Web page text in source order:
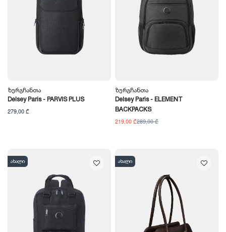
Ზურგჩანთა
Delsey Paris - PARVIS PLUS
279,00 ₾
Ზურგჩანთა
Delsey Paris - ELEMENT
BACKPACKS
219,00 ₾289,00 ₾
ახალი ახალი